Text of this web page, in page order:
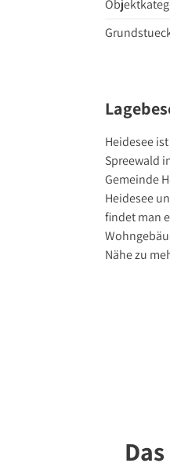
Heidesee
Spreewald
Gemeinde
Heidesee
findet man
Nähe zu